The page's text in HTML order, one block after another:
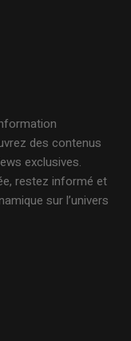
des contenus
exclusives.
restez informé et
sur l’univers